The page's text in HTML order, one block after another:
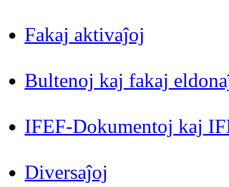
Fakaj aktivaĵoj
Bultenoj kaj fakaj
IFEF-Dokumentoj kaj
Diversaĵoj